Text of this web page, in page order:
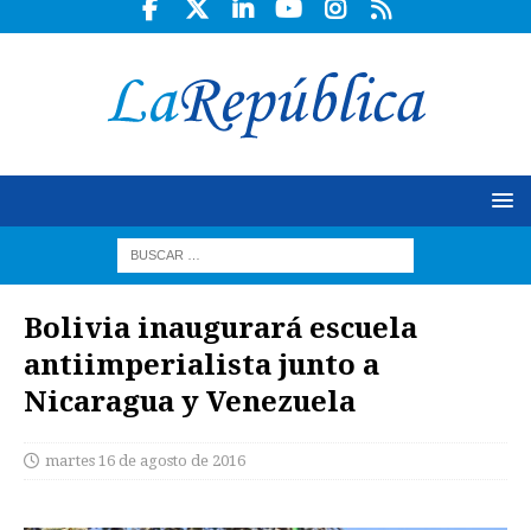
Bolivia inaugurará escuela
antiimperialista junto a
Nicaragua y Venezuela
martes 16 de agosto de 2016